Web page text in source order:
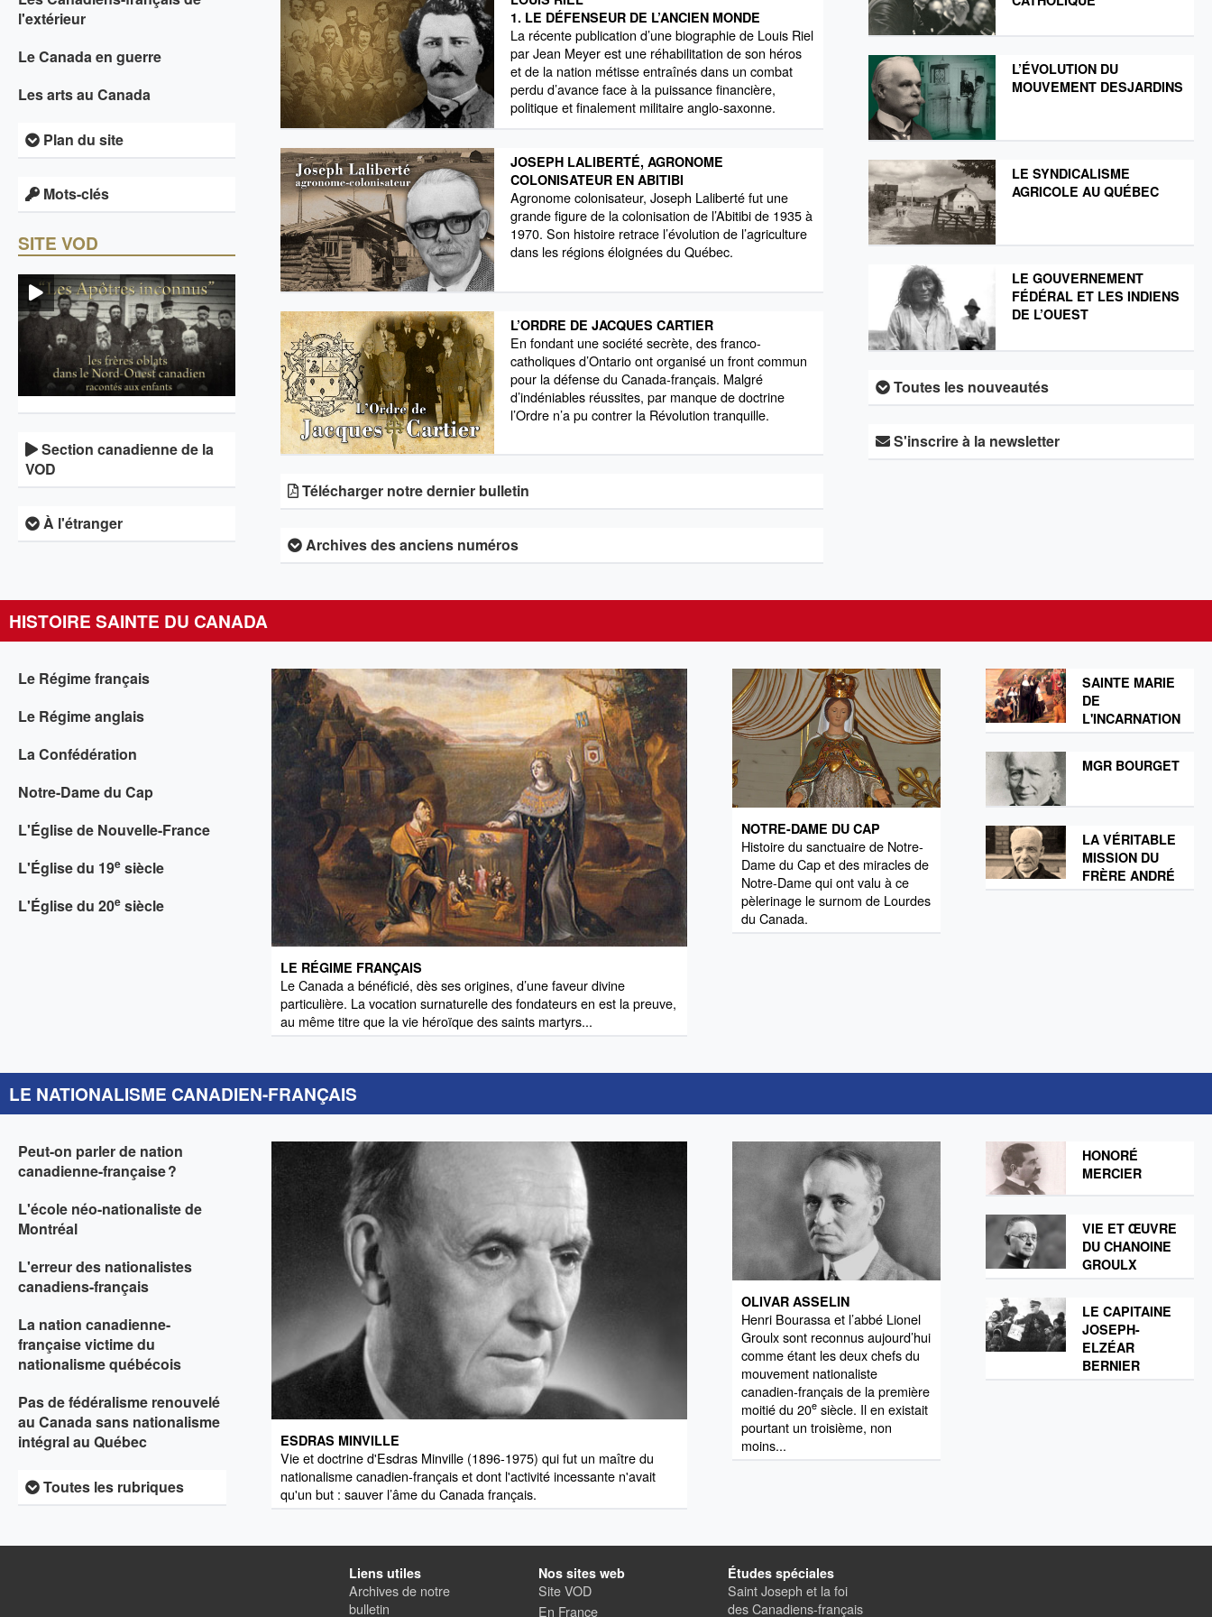
l'extérieur
Le Canada en guerre
Les arts au Canada
Plan du site
Mots-clés
SITE VOD
Section canadienne de la
VOD
À l'étranger
1. LE DÉFENSEUR DE L’ANCIEN MONDE
La récente publication d’une biographie de Louis Riel
par Jean Meyer est une réhabilitation de son héros
et de la nation métisse entraînés dans un combat
perdu d’avance face à la puissance financière,
politique et finalement militaire anglo-saxonne.
JOSEPH LALIBERTÉ, AGRONOME
COLONISATEUR EN ABITIBI
Agronome colonisateur, Joseph Laliberté fut une
grande figure de la colonisation de l’Abitibi de 1935 à
1970. Son histoire retrace l’évolution de l’agriculture
dans les régions éloignées du Québec.
L’ORDRE DE JACQUES CARTIER
En fondant une société secrète, des franco-
catholiques d’Ontario ont organisé un front commun
pour la défense du Canada-français. Malgré
d’indéniables réussites, par manque de doctrine
l’Ordre n’a pu contrer la Révolution tranquille.
Télécharger notre dernier bulletin
Archives des anciens numéros
L’ÉVOLUTION DU
MOUVEMENT DESJARDINS
LE SYNDICALISME
AGRICOLE AU QUÉBEC
LE GOUVERNEMENT
FÉDÉRAL ET LES INDIENS
DE L’OUEST
Toutes les nouveautés
S'inscrire à la newsletter
HISTOIRE SAINTE DU CANADA
Le Régime français
Le Régime anglais
La Confédération
Notre-Dame du Cap
L'Église de Nouvelle-France
L'Église du 19e siècle
L'Église du 20e siècle
LE RÉGIME FRANÇAIS
Le Canada a bénéficié, dès ses origines, d’une faveur divine
particulière. La vocation surnaturelle des fondateurs en est la preuve,
au même titre que la vie héroïque des saints martyrs...
NOTRE-DAME DU CAP
Histoire du sanctuaire de Notre-
Dame du Cap et des miracles de
Notre-Dame qui ont valu à ce
pèlerinage le surnom de Lourdes
du Canada.
SAINTE MARIE
DE
L'INCARNATION
MGR BOURGET
LA VÉRITABLE
MISSION DU
FRÈRE ANDRÉ
LE NATIONALISME CANADIEN-FRANÇAIS
Peut-on parler de nation
canadienne-française ?
L'école néo-nationaliste de
Montréal
L'erreur des nationalistes
canadiens-français
La nation canadienne-
française victime du
nationalisme québécois
Pas de fédéralisme renouvelé
au Canada sans nationalisme
intégral au Québec
Toutes les rubriques
ESDRAS MINVILLE
Vie et doctrine d'Esdras Minville (1896-1975) qui fut un maître du
nationalisme canadien-français et dont l'activité incessante n'avait
qu'un but : sauver l’âme du Canada français.
OLIVAR ASSELIN
Henri Bourassa et l’abbé Lionel
Groulx sont reconnus aujourd’hui
comme étant les deux chefs du
mouvement nationaliste
canadien-français de la première
moitié du 20e siècle. Il en existait
pourtant un troisième, non
moins...
HONORÉ
MERCIER
VIE ET ŒUVRE
DU CHANOINE
GROULX
LE CAPITAINE
JOSEPH-
ELZÉAR
BERNIER
Liens utiles
Archives de notre
bulletin
Nos sites web
Site VOD
En France
Études spéciales
Saint Joseph et la foi
des Canadiens-français